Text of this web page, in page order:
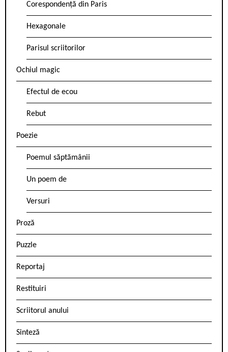
Corespondență din Paris
Hexagonale
Parisul scriitorilor
Ochiul magic
Efectul de ecou
Rebut
Poezie
Poemul săptămânii
Un poem de
Versuri
Proză
Puzzle
Reportaj
Restituiri
Scriitorul anului
Sinteză